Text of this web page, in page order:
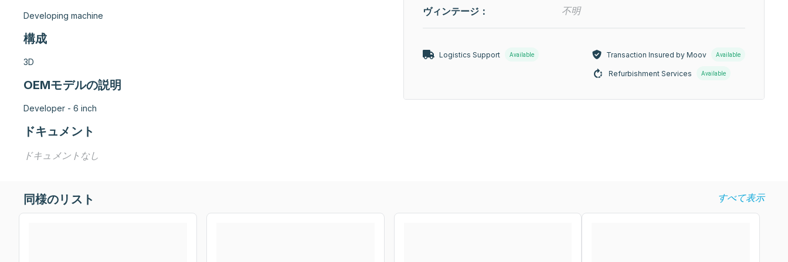
Developing machine
構成
3D
OEMモデルの説明
Developer - 6 inch
ドキュメント
ドキュメントなし
ヴィンテージ： 不明
Logistics Support Available Transaction Insured by Moov Available
Refurbishment Services Available
同様のリスト すべて表示